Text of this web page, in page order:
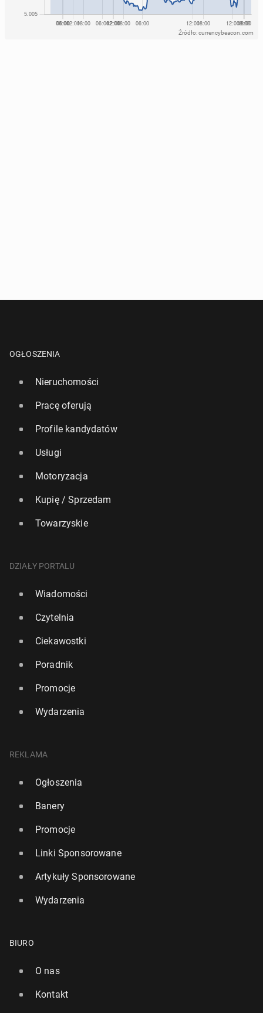
Źródło: currencybeacon.com
OGŁOSZENIA
Nieruchomości
Pracę oferują
Profile kandydatów
Usługi
Motoryzacja
Kupię / Sprzedam
Towarzyskie
DZIAŁY PORTALU
Wiadomości
Czytelnia
Ciekawostki
Poradnik
Promocje
Wydarzenia
REKLAMA
Ogłoszenia
Banery
Promocje
Linki Sponsorowane
Artykuły Sponsorowane
Wydarzenia
BIURO
O nas
Kontakt